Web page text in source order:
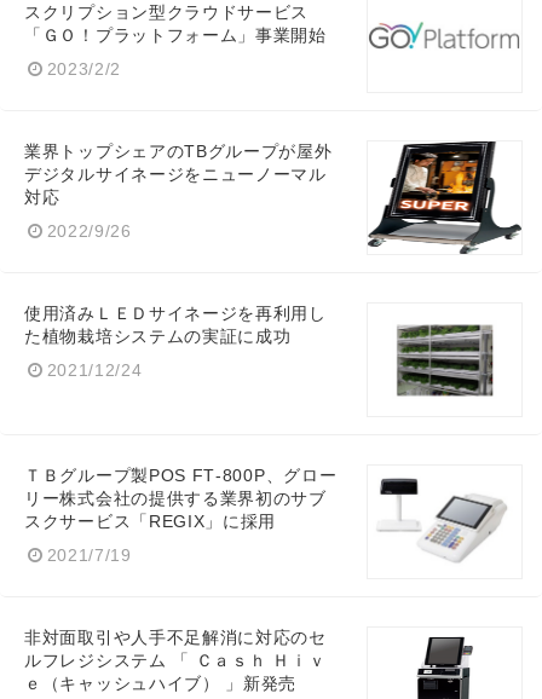
スクリプション型クラウドサービス
「ＧＯ！プラットフォーム」事業開始
2023/2/2
業界トップシェアのTBグループが屋外
デジタルサイネージをニューノーマル
対応
2022/9/26
使用済みＬＥＤサイネージを再利用し
た植物栽培システムの実証に成功
2021/12/24
ＴＢグループ製POS FT‐800P、グロー
リー株式会社の提供する業界初のサブ
スクサービス「REGIX」に採用
2021/7/19
非対面取引や人手不足解消に対応のセ
ルフレジシステム 「 Ｃａｓｈ Ｈｉｖ
ｅ（キャッシュハイブ） 」新発売
Japanese
English